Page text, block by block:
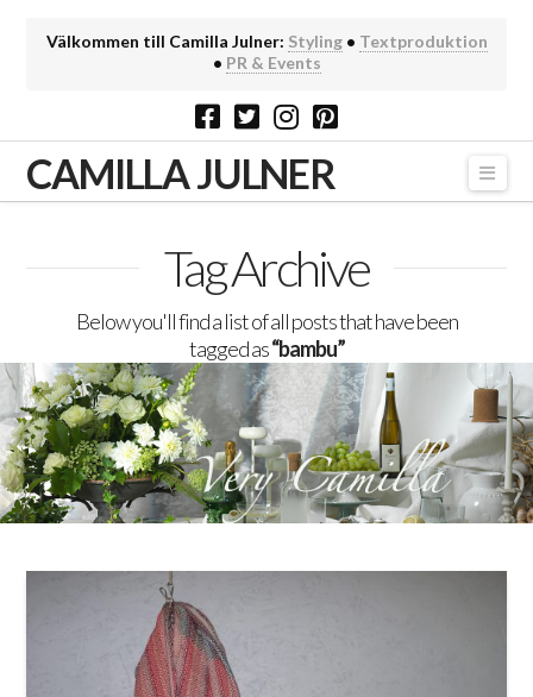
Välkommen till Camilla Julner: Styling• Textproduktion
• PR & Events
CAMILLA JULNER
Tag Archive
Below you'll find a list of all posts that have been
tagged as“bambu”